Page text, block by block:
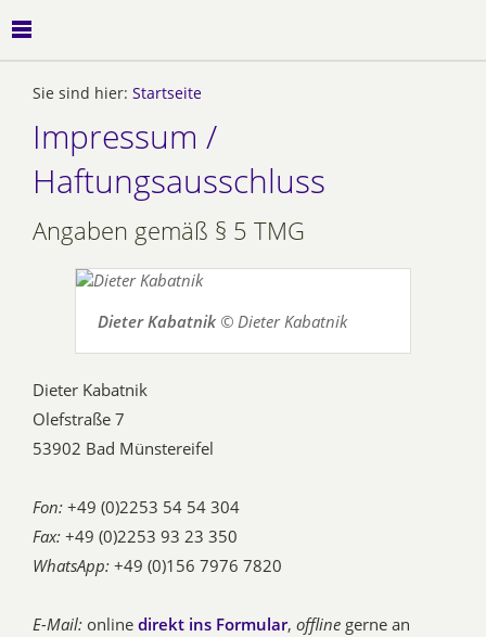
Sie sind hier: Startseite
Impressum /
Haftungsausschluss
Angaben gemäß § 5 TMG
Dieter Kabatnik© Dieter Kabatnik
Dieter Kabatnik
Olefstraße 7
53902 Bad Münstereifel
Fon: +49 (0)2253 54 54 304
Fax: +49 (0)2253 93 23 350
WhatsApp: +49 (0)156 7976 7820
E-Mail: online direkt ins Formular, offline gerne an